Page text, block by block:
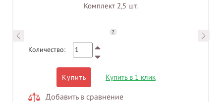
Комплект 2,5 шт.
?
Количество:
Купить Купить в 1 клик
Добавить в сравнение